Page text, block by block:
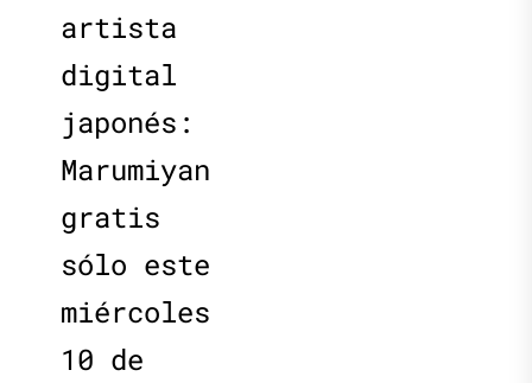
artista
digital
japonés:
Marumiyan
gratis
sólo este
miércoles
10 de